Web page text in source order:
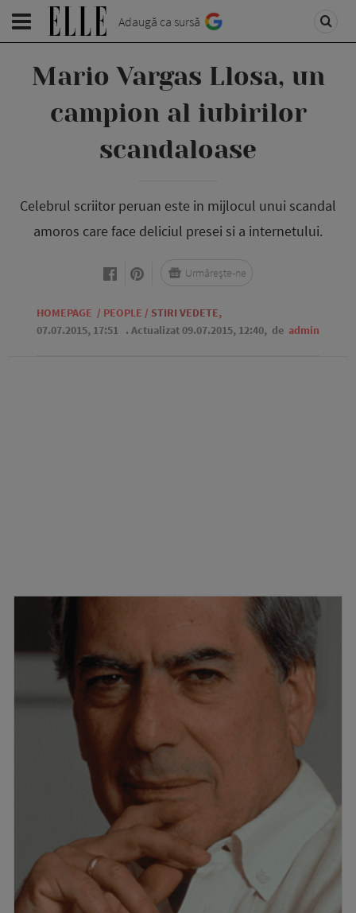
Adaugă ca sursă
Mario Vargas Llosa, un
campion al iubirilor
scandaloase
Celebrul scriitor peruan este in mijlocul unui scandal
amoros care face deliciul presei si a internetului.
HOMEPAGE / PEOPLE / STIRI VEDETE,
07.07.2015, 17:51 . Actualizat 09.07.2015, 12:40, de admin
Urmărește-ne